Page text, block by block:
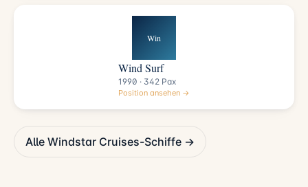
Win
Wind Surf
1990 · 342 Pax
Position ansehen →
Alle Windstar Cruises-Schiffe →